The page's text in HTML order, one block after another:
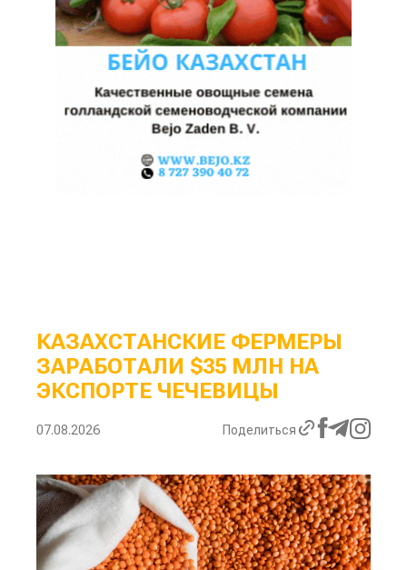
КАЗАХСТАНСКИЕ ФЕРМЕРЫ
ЗАРАБОТАЛИ $35 МЛН НА
ЭКСПОРТЕ ЧЕЧЕВИЦЫ
07.08.2026 Поделиться